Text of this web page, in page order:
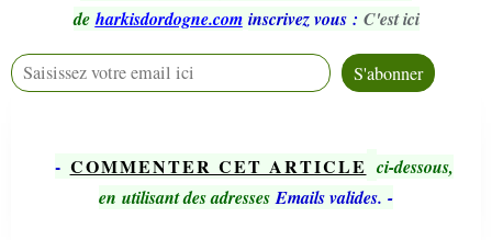
de harkisdordogne.com inscrivez vous : C'est ici
- COMMENTER CET ARTICLE ci-dessous,
en utilisant des adressesEmails valides. -